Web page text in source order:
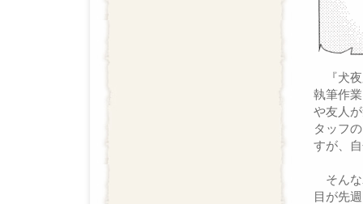
『犬夜
執筆作
や友人
タッフ
すが、
そんな
目が先